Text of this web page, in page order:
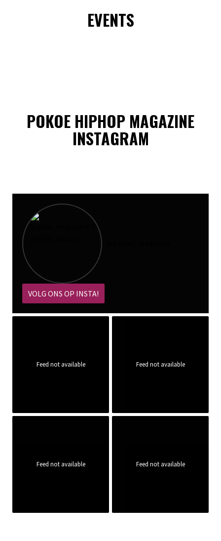
EVENTS
POKOE HIPHOP MAGAZINE
INSTAGRAM
VOLG ONS OP INSTA!
Feed not available Feed not available
Feed not available Feed not available